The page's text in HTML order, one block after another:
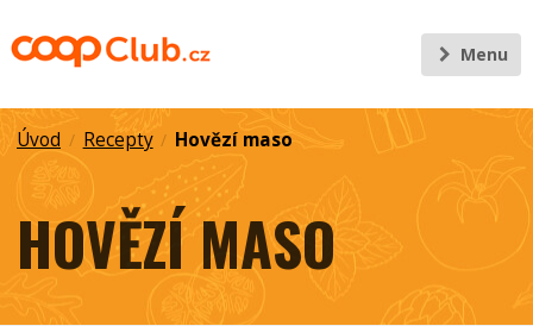
Menu
Úvod / Recepty / Hovězí maso
HOVĚZÍ MASO